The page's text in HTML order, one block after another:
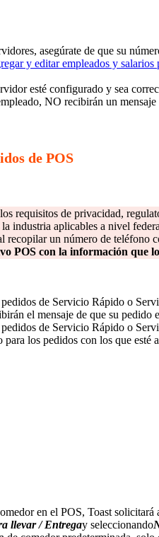
asegúrate de que su
y editar empleados y salarios
esté configurado y sea
NO recibirán un
de POS
de privacidad,
industria aplicables a nivel
un número de teléfono
POS con la información que
de Servicio Rápido o
el mensaje de que su pedido
de Servicio Rápido o
los pedidos con los que
en el POS, Toast
llevar / Entregay seleccionando